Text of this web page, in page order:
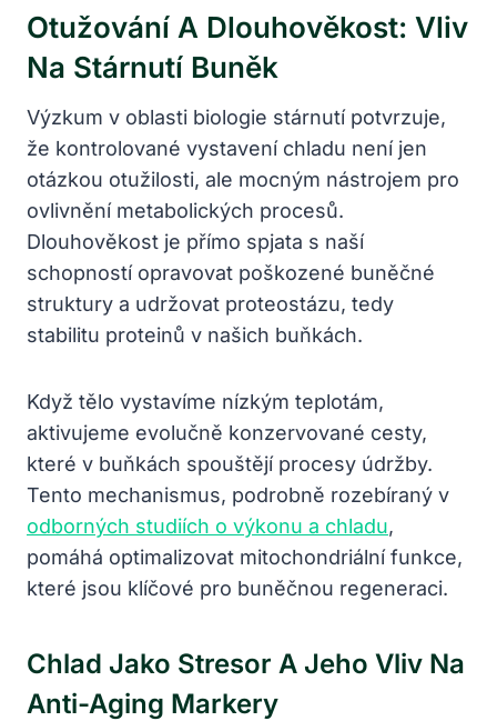
Otužování A Dlouhověkost: Vliv
Na Stárnutí Buněk
Výzkum v oblasti biologie stárnutí potvrzuje,
že kontrolované vystavení chladu není jen
otázkou otužilosti, ale mocným nástrojem pro
ovlivnění metabolických procesů.
Dlouhověkost je přímo spjata s naší
schopností opravovat poškozené buněčné
struktury a udržovat proteostázu, tedy
stabilitu proteinů v našich buňkách.
Když tělo vystavíme nízkým teplotám,
aktivujeme evolučně konzervované cesty,
které v buňkách spouštějí procesy údržby.
Tento mechanismus, podrobně rozebíraný v
odborných studiích o výkonu a chladu,
pomáhá optimalizovat mitochondriální funkce,
které jsou klíčové pro buněčnou regeneraci.
Chlad Jako Stresor A Jeho Vliv Na
Anti-Aging Markery